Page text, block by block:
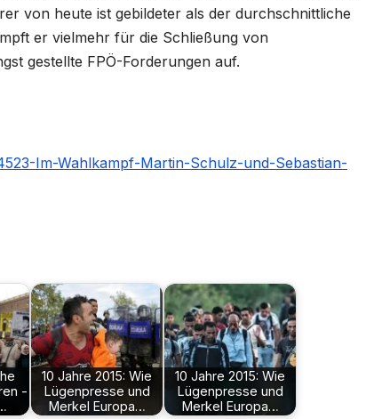
von heute ist gebildeter als der durchschnittliche
er vielmehr für die Schließung von
gestellte FPÖ-Forderungen auf.
Im-Wahlkampf-Martin-Schulz-und-Sebastian-
-
10 Jahre 2015: Wie
Lügenpresse und
Merkel Europa…
10 Jahre 2015: Wie
Lügenpresse und
Merkel Europa…